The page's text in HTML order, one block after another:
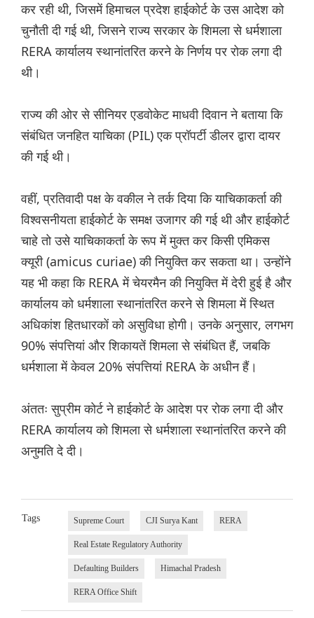
कर रही थी, जिसमें हिमाचल प्रदेश हाईकोर्ट के उस आदेश को
चुनौती दी गई थी, जिसने राज्य सरकार के शिमला से धर्मशाला
RERA कार्यालय स्थानांतरित करने के निर्णय पर रोक लगा दी
थी।
राज्य की ओर से सीनियर एडवोकेट माधवी दिवान ने बताया कि
संबंधित जनहित याचिका (PIL) एक प्रॉपर्टी डीलर द्वारा दायर
की गई थी।
वहीं, प्रतिवादी पक्ष के वकील ने तर्क दिया कि याचिकाकर्ता की
विश्वसनीयता हाईकोर्ट के समक्ष उजागर की गई थी और हाईकोर्ट
चाहे तो उसे याचिकाकर्ता के रूप में मुक्त कर किसी एमिकस
क्यूरी (amicus curiae) की नियुक्ति कर सकता था। उन्होंने
यह भी कहा कि RERA में चेयरमैन की नियुक्ति में देरी हुई है और
कार्यालय को धर्मशाला स्थानांतरित करने से शिमला में स्थित
अधिकांश हितधारकों को असुविधा होगी। उनके अनुसार, लगभग
90% संपत्तियां और शिकायतें शिमला से संबंधित हैं, जबकि
धर्मशाला में केवल 20% संपत्तियां RERA के अधीन हैं।
अंततः सुप्रीम कोर्ट ने हाईकोर्ट के आदेश पर रोक लगा दी और
RERA कार्यालय को शिमला से धर्मशाला स्थानांतरित करने की
अनुमति दे दी।
Tags Supreme Court CJI Surya Kant RERA
Real Estate Regulatory Authority
Defaulting Builders Himachal Pradesh
RERA Office Shift